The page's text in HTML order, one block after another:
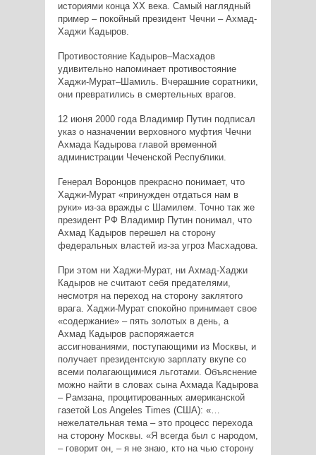
историями конца ХХ века. Самый наглядный
пример – покойный президент Чечни – Ахмад-
Хаджи Кадыров.
Противостояние Кадыров–Масхадов
удивительно напоминает противостояние
Хаджи-Мурат–Шамиль. Вчерашние соратники,
они превратились в смертельных врагов.
12 июня 2000 года Владимир Путин подписал
указ о назначении верховного муфтия Чечни
Ахмада Кадырова главой временной
администрации Чеченской Республики.
Генерал Воронцов прекрасно понимает, что
Хаджи-Мурат «принужден отдаться нам в
руки» из-за вражды с Шамилем. Точно так же
президент РФ Владимир Путин понимал, что
Ахмад Кадыров перешел на сторону
федеральных властей из-за угроз Масхадова.
При этом ни Хаджи-Мурат, ни Ахмад-Хаджи
Кадыров не считают себя предателями,
несмотря на переход на сторону заклятого
врага. Хаджи-Мурат спокойно принимает свое
«содержание» – пять золотых в день, а
Ахмад Кадыров распоряжается
ассигнованиями, поступающими из Москвы, и
получает президентскую зарплату вкупе со
всеми полагающимися льготами. Объяснение
можно найти в словах сына Ахмада Кадырова
– Рамзана, процитированных американской
газетой Los Angeles Times (США): «…
нежелательная тема – это процесс перехода
на сторону Москвы. «Я всегда был с народом,
– говорит он, – я не знаю, кто на чью сторону